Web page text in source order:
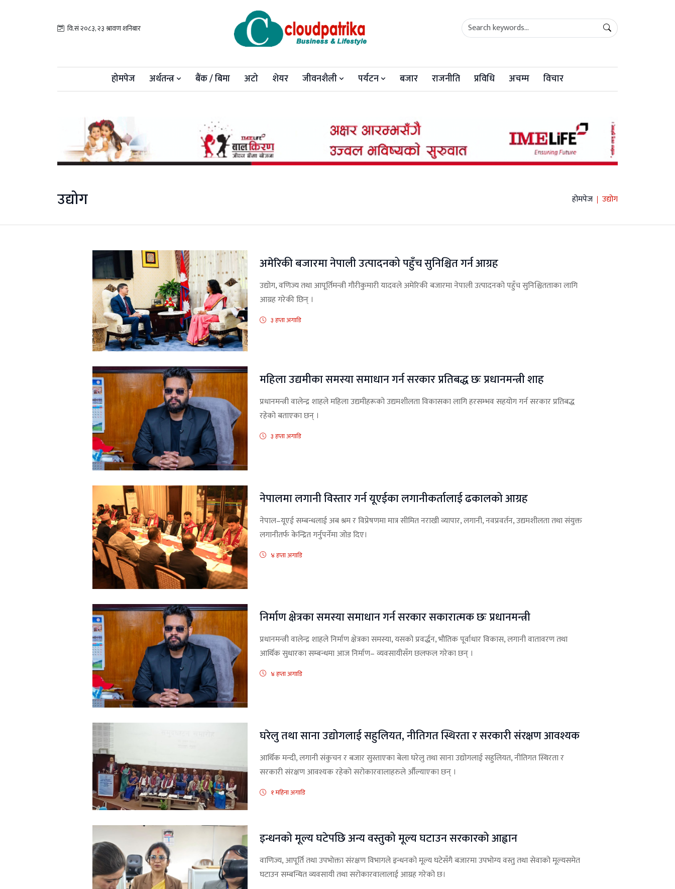
वि.सं २०८३, २३ श्रावण शनिबार
होमपेज अर्थतन्त्र बैंक / बिमा अटो शेयर जीवनशैली पर्यटन बजार राजनीति प्रविधि अचम्म विचार
उद्योग होमपेज उद्योग
अमेरिकी बजारमा नेपाली उत्पादनको पहुँच सुनिश्चित गर्न आग्रह
उद्योग, वणिज्य तथा आपूर्तिमन्त्री गौरीकुमारी यादवले अमेरिकी बजारमा नेपाली उत्पादनको पहुँच सुनिश्चितताका लागि
आग्रह गरेकी छिन् ।
३ हप्ता अगाडि
महिला उद्यमीका समस्या समाधान गर्न सरकार प्रतिबद्ध छः प्रधानमन्त्री शाह
प्रधानमन्त्री वालेन्द्र शाहले महिला उद्यमीहरूको उद्यमशीलता विकासका लागि हरसम्भव सहयोग गर्न सरकार प्रतिबद्ध
रहेको बताएका छन् ।
३ हप्ता अगाडि
नेपालमा लगानी विस्तार गर्न यूएईका लगानीकर्तालाई ढकालको आग्रह
नेपाल–यूएई सम्बन्धलाई अब श्रम र विप्रेषणमा मात्र सीमित नराखी व्यापार, लगानी, नवप्रवर्तन, उद्यमशीलता तथा संयुक्त
लगानीतर्फ केन्द्रित गर्नुपर्नेमा जोड दिए।
४ हप्ता अगाडि
निर्माण क्षेत्रका समस्या समाधान गर्न सरकार सकारात्मक छः प्रधानमन्त्री
प्रधानमन्त्री वालेन्द्र शाहले निर्माण क्षेत्रका समस्या, यसको प्रवर्द्धन, भौतिक पूर्वाधार विकास, लगानी वातावरण तथा
आर्थिक सुधारका सम्बन्धमा आज निर्माण– व्यवसायीसँग छलफल गरेका छन् ।
४ हप्ता अगाडि
घरेलु तथा साना उद्योगलाई सहुलियत, नीतिगत स्थिरता र सरकारी संरक्षण आवश्यक
आर्थिक मन्दी, लगानी संकुचन र बजार सुस्ताएका बेला घरेलु तथा साना उद्योगलाई सहुलियत, नीतिगत स्थिरता र
सरकारी संरक्षण आवश्यक रहेको सरोकारवालाहरुले औँल्याएका छन् ।
१ महिना अगाडि
इन्धनको मूल्य घटेपछि अन्य वस्तुको मूल्य घटाउन सरकारको आह्वान
वाणिज्य, आपूर्ति तथा उपभोक्ता संरक्षण विभागले इन्धनको मूल्य घटेसँगै बजारमा उपभोग्य वस्तु तथा सेवाको मूल्यसमेत
घटाउन सम्बन्धित व्यवसायी तथा सरोकारवालालाई आग्रह गरेको छ।